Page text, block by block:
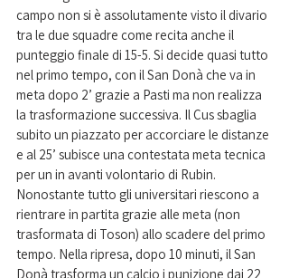
campo non si è assolutamente visto il divario
tra le due squadre come recita anche il
punteggio finale di 15-5. Si decide quasi tutto
nel primo tempo, con il San Donà che va in
meta dopo 2’ grazie a Pasti ma non realizza
la trasformazione successiva. Il Cus sbaglia
subito un piazzato per accorciare le distanze
e al 25’ subisce una contestata meta tecnica
per un in avanti volontario di Rubin.
Nonostante tutto gli universitari riescono a
rientrare in partita grazie alle meta (non
trasformata di Toson) allo scadere del primo
tempo. Nella ripresa, dopo 10 minuti, il San
Donà trasforma un calcio i punizione dai 22